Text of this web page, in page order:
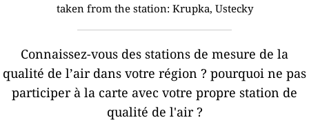
taken from the station: Krupka, Ustecky
Connaissez-vous des stations de mesure de la
qualité de l’air dans votre région ? pourquoi ne pas
participer à la carte avec votre propre station de
qualité de l'air ?